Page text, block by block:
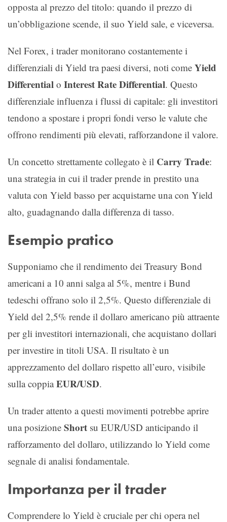
opposta al prezzo del titolo: quando il prezzo di
un’obbligazione scende, il suo Yield sale, e viceversa.
Nel Forex, i trader monitorano costantemente i
differenziali di Yield tra paesi diversi, noti come Yield
Differential o Interest Rate Differential. Questo
differenziale influenza i flussi di capitale: gli investitori
tendono a spostare i propri fondi verso le valute che
offrono rendimenti più elevati, rafforzandone il valore.
Un concetto strettamente collegato è il Carry Trade:
una strategia in cui il trader prende in prestito una
valuta con Yield basso per acquistarne una con Yield
alto, guadagnando dalla differenza di tasso.
Esempio pratico
Supponiamo che il rendimento dei Treasury Bond
americani a 10 anni salga al 5%, mentre i Bund
tedeschi offrano solo il 2,5%. Questo differenziale di
Yield del 2,5% rende il dollaro americano più attraente
per gli investitori internazionali, che acquistano dollari
per investire in titoli USA. Il risultato è un
apprezzamento del dollaro rispetto all’euro, visibile
sulla coppiaEUR/USD.
Un trader attento a questi movimenti potrebbe aprire
una posizione Short su EUR/USD anticipando il
rafforzamento del dollaro, utilizzando lo Yield come
segnale di analisi fondamentale.
Importanza per il trader
Comprendere lo Yield è cruciale per chi opera nel